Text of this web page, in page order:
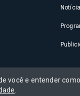
você e entender